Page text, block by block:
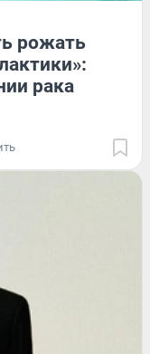
рожать
рака